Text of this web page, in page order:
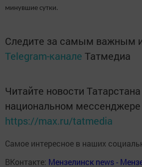
минувшие сутки.
Следите за самым важным
Telegram-канале Татмедиа
Читайте новости
национальном
https://max.ru/tatmedia
Самое интересное в наших
ВКонтакте: Мензелинск news -